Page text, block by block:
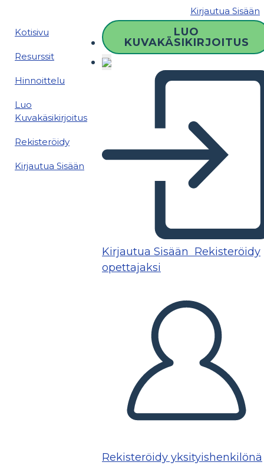
Kirjautua Sisään
Kotisivu
Resurssit
Hinnoittelu
Luo
Kuvakäsikirjoitus
Rekisteröidy
Kirjautua Sisään
LUO
KUVAKÄSIKIRJOITUS
Kirjautua Sisään Rekisteröidy
opettajaksi
Rekisteröidy yksityishenkilönä